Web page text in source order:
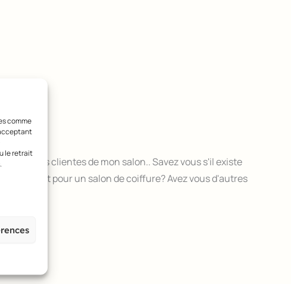
comme
le retrait
mes clientes de mon salon.. Savez vous s'il existe
pour un salon de coiffure? Avez vous d'autres